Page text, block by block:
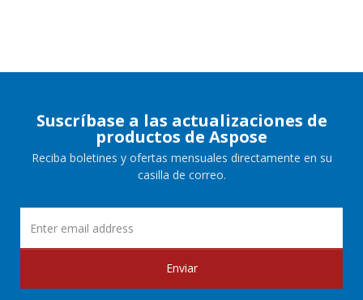
Suscríbase a las actualizaciones de
productos de Aspose
Reciba boletines y ofertas mensuales directamente en su
casilla de correo.
Enviar